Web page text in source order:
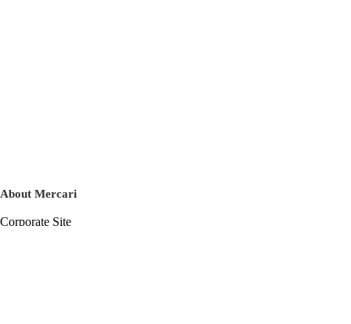
About Mercari
Corporate Site